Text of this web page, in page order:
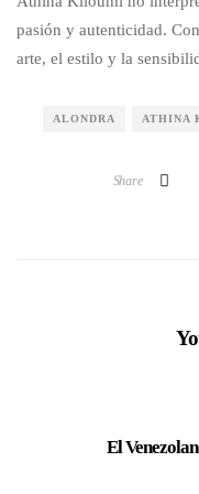
pasión y autenticidad.
arte, el estilo y la
ALONDRA ATHINA
Share
El